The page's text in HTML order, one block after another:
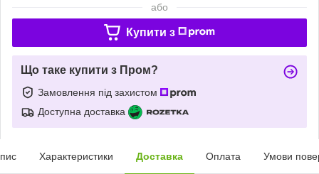
або
Купити з
Що таке купити з Пром?
Замовлення під захистом
Доступна доставка
Характеристики Доставка Оплата Умови